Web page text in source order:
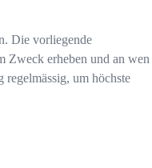
Die vorliegende
Zweck erheben und an wen
um höchste